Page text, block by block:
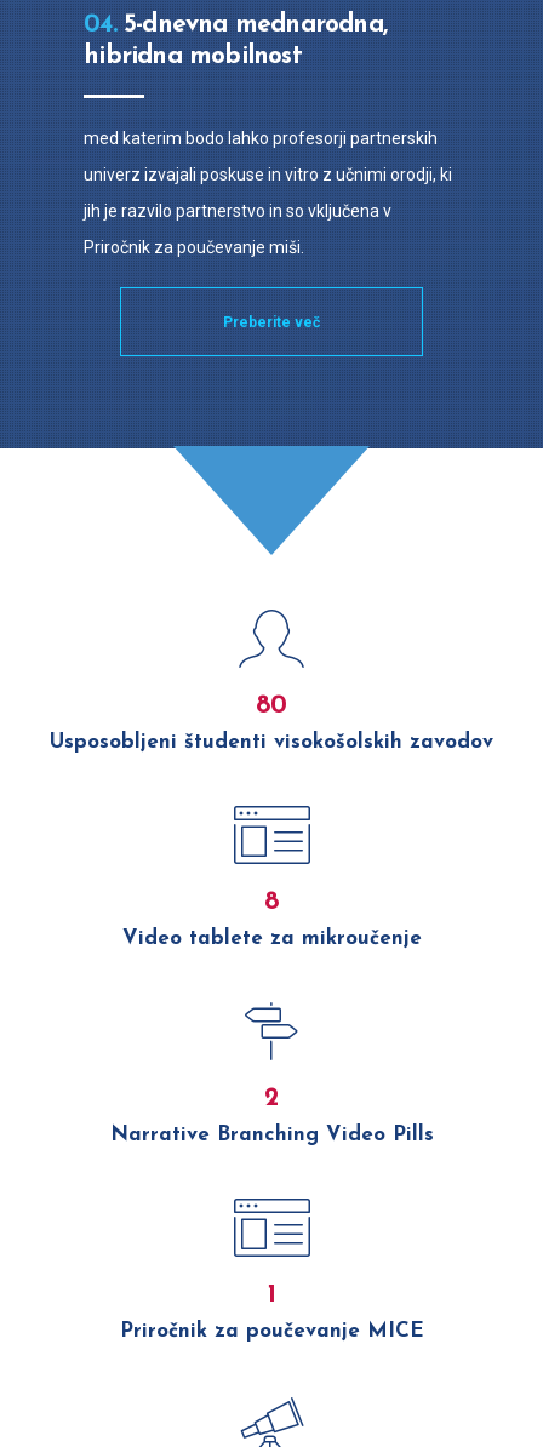
04.5-dnevna mednarodna,
hibridna mobilnost
med katerim bodo lahko profesorji partnerskih
univerz izvajali poskuse in vitro z učnimi orodji, ki
jih je razvilo partnerstvo in so vključena v
Priročnik za poučevanje miši.
Preberite več
80
Usposobljeni študenti visokošolskih zavodov
8
Video tablete za mikroučenje
2
Narrative Branching Video Pills
1
Priročnik za poučevanje MICE